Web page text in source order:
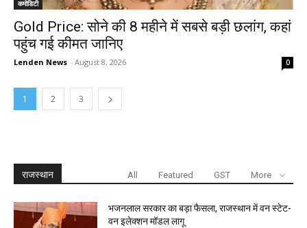
कमोडिटी
Gold Price: सोने की 8 महीने में सबसे बड़ी छलांग, कहां
पहुंच गई कीमत जानिए
Lenden News - August 8, 2026 0
1 2 3
राजस्थान All Featured GST More
भजनलाल सरकार का बड़ा फैसला, राजस्थान में वन स्टेट-
वन इलेक्शन मॉडल लागू